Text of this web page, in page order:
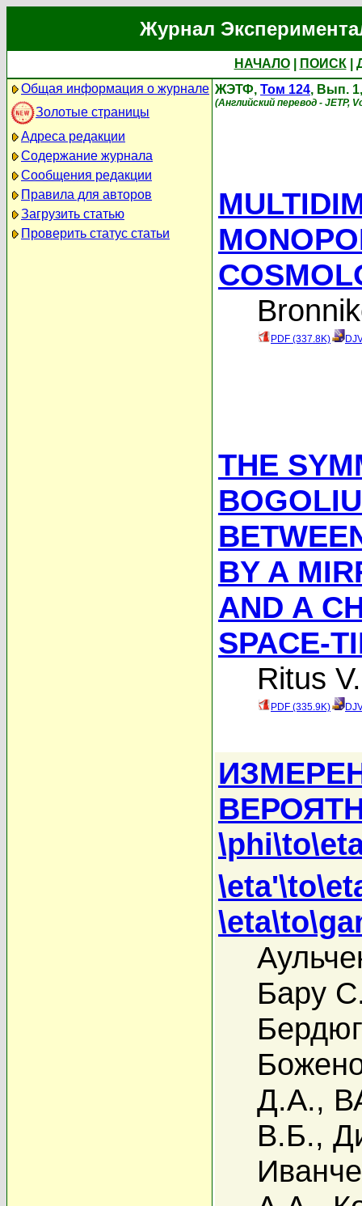
Журнал
НАЧАЛО| ПОИСК|
Общая информация о журнале
Золотые страницы
Адреса редакции
Содержание журнала
Сообщения редакции
Правила для авторов
Загрузить статью
Проверить статус статьи
ЖЭТФ, Том 124, Вып.
(Английский перевод - JETP,
PDF (337.8K)
THE
BY A
AND A
SPACE-
Ritus
PDF (335.9K)
Бару
Д.А.,
В.Б.,